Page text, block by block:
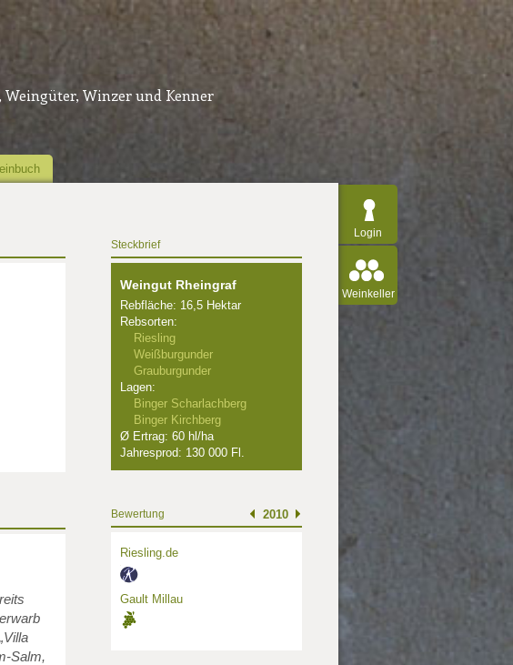
Winzer und Kenner
Login
Weinkeller
Salm,
Steckbrief
Weingut Rheingraf
Rebfläche: 16,5 Hektar
Rebsorten:
Riesling
Weißburgunder
Grauburgunder
Lagen:
Binger Scharlachberg
Binger Kirchberg
Ø Ertrag: 60 hl/ha
Jahresprod: 130 000 Fl.
Bewertung 2010
Riesling.de
Gault Millau